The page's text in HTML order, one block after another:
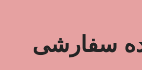
سفارشی